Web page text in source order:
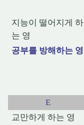
지능이 떨어지게 하
는 영
공부를 방해하는 영
E
교만하게 하는 영